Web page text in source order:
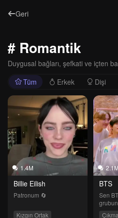
Geri
# Romantik
Duygusal bağları, şefkati ve içten
Tüm
Erkek Dişi
1.4M
Billie Eilish
Patronum 🔄
Kızgın Ortak
BTS
Sen